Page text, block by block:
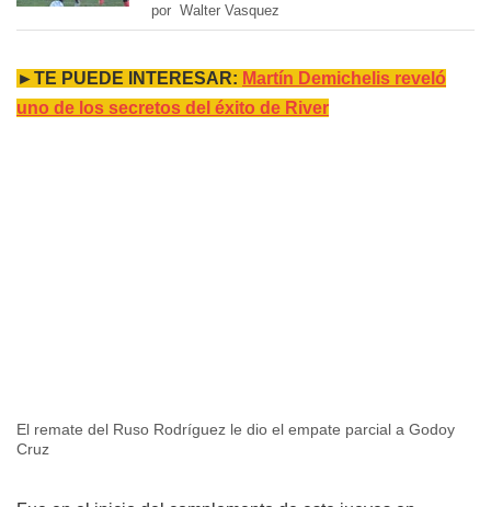
por Walter Vasquez
►TE PUEDE INTERESAR: Martín Demichelis reveló
uno de los secretos del éxito de River
El remate del Ruso Rodríguez le dio el empate parcial a Godoy
Cruz